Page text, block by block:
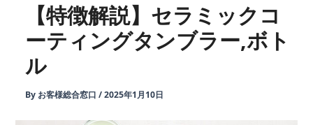
【特徴解説】セラミックコ
ーティングタンブラー,ボト
ル
By お客様総合窓口 /2025年1月10日